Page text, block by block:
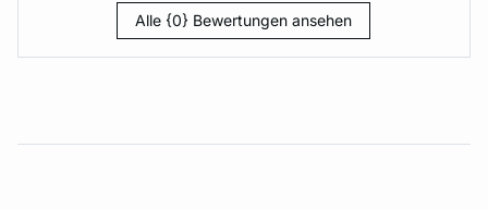
Alle {0} Bewertungen ansehen